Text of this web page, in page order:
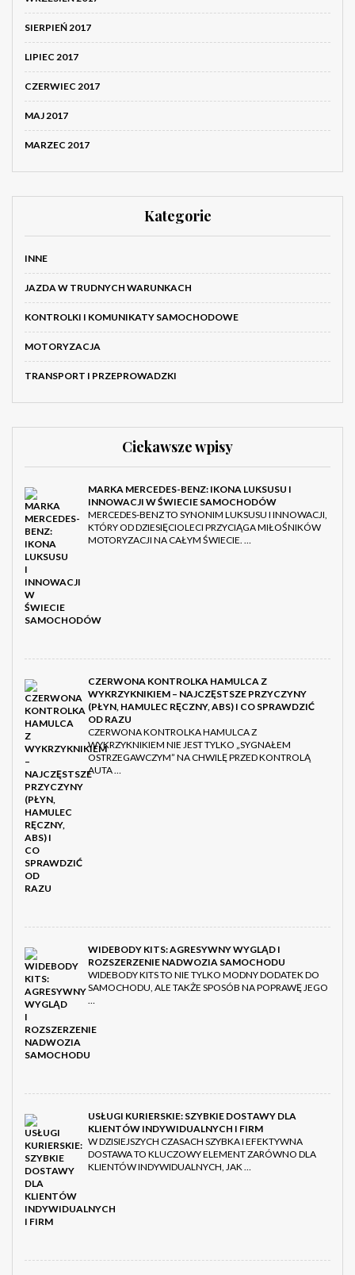
SIERPIEŃ 2017
LIPIEC 2017
CZERWIEC 2017
MAJ 2017
MARZEC 2017
Kategorie
INNE
JAZDA W TRUDNYCH WARUNKACH
KONTROLKI I KOMUNIKATY SAMOCHODOWE
MOTORYZACJA
TRANSPORT I PRZEPROWADZKI
Ciekawsze wpisy
MARKA MERCEDES-BENZ: IKONA LUKSUSU I
INNOWACJI W ŚWIECIE SAMOCHODÓW
MERCEDES-BENZ TO SYNONIM LUKSUSU I INNOWACJI,
KTÓRY OD DZIESIĘCIOLECI PRZYCIĄGA MIŁOŚNIKÓW
MOTORYZACJI NA CAŁYM ŚWIECIE. …
CZERWONA KONTROLKA HAMULCA Z
WYKRZYKNIKIEM – NAJCZĘSTSZE PRZYCZYNY
(PŁYN, HAMULEC RĘCZNY, ABS) I CO SPRAWDZIĆ
OD RAZU
CZERWONA KONTROLKA HAMULCA Z
WYKRZYKNIKIEM NIE JEST TYLKO „SYGNAŁEM
OSTRZEGAWCZYM” NA CHWILĘ PRZED KONTROLĄ
AUTA …
WIDEBODY KITS: AGRESYWNY WYGLĄD I
ROZSZERZENIE NADWOZIA SAMOCHODU
WIDEBODY KITS TO NIE TYLKO MODNY DODATEK DO
SAMOCHODU, ALE TAKŻE SPOSÓB NA POPRAWĘ JEGO
…
USŁUGI KURIERSKIE: SZYBKIE DOSTAWY DLA
KLIENTÓW INDYWIDUALNYCH I FIRM
W DZISIEJSZYCH CZASACH SZYBKA I EFEKTYWNA
DOSTAWA TO KLUCZOWY ELEMENT ZARÓWNO DLA
KLIENTÓW INDYWIDUALNYCH, JAK …